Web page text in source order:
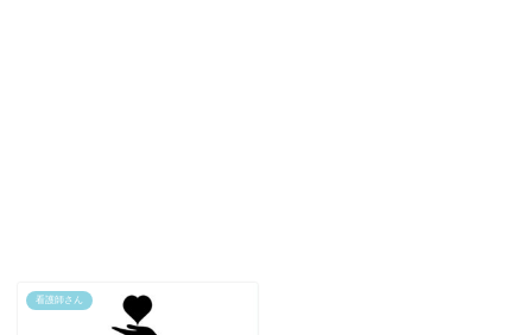
看護師さん